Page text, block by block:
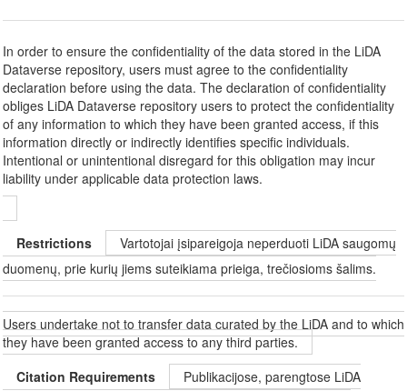
In order to ensure the confidentiality of the data stored in the LiDA
Dataverse repository, users must agree to the confidentiality
declaration before using the data. The declaration of confidentiality
obliges LiDA Dataverse repository users to protect the confidentiality
of any information to which they have been granted access, if this
information directly or indirectly identifies specific individuals.
Intentional or unintentional disregard for this obligation may incur
liability under applicable data protection laws.
Restrictions
Vartotojai įsipareigoja neperduoti LiDA saugomų
duomenų, prie kurių jiems suteikiama prieiga, trečiosioms šalims.
Users undertake not to transfer data curated by the LiDA and to which
they have been granted access to any third parties.
Citation Requirements
Publikacijose, parengtose LiDA